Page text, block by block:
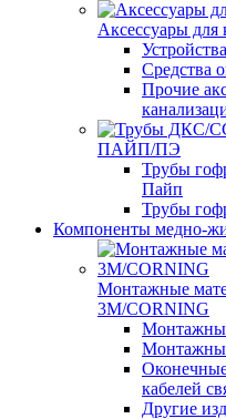
Аксессуары для
Средства
Прочие
ПАЙП/ПЭ
Трубы
Пайп
Трубы
Компоненты медно-
Монтажные
3M/CORNING
Оконечные
кабелей
Другие